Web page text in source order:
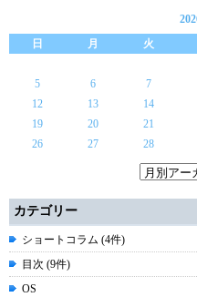
日
月 火
5
6 7
12
13 14
19
20 21
26
27 28
カテゴリー
ショートコラム (4件)
目次 (9件)
OS